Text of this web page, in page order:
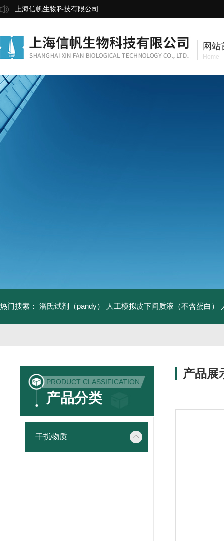
上海信帆生物科技有限公司
网站
Home
热门搜索： 潘氏试剂（pandy） 人工模拟皮下间质液（不含蛋白）
PRODUCT CLASSIFICATION
产品分类
干扰物质
产品展